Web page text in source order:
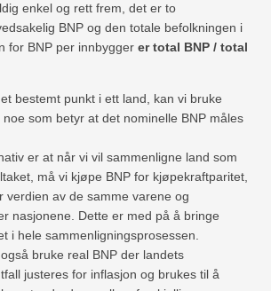
enkel og rett frem, det er to
BNP og den totale befolkningen i
for BNP per innbygger er total BNP / total
bestemt punkt i ett land, kan vi bruke
noe som betyr at det nominelle BNP måles
er at når vi vil sammenligne land som
må vi kjøpe BNP for kjøpekraftparitet,
verdien av de samme varene og
nasjonene. Dette er med på å bringe
i hele sammenligningsprosessen.
bruke real BNP der landets
justeres for inflasjon og brukes til å